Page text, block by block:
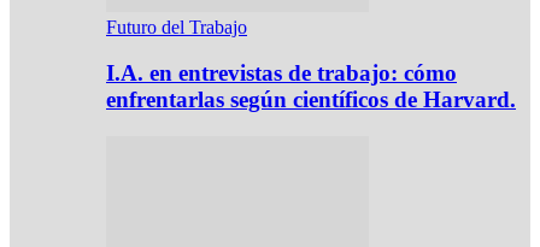
Futuro del Trabajo
I.A. en entrevistas de trabajo: cómo
enfrentarlas según científicos de Harvard.